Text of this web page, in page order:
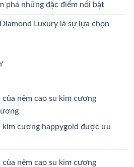
phá những đặc điểm nổi bật
Luxury là sự lựa chọn
nệm cao su kim cương
kim cương happygold được ưu
nệm cao su kim cương